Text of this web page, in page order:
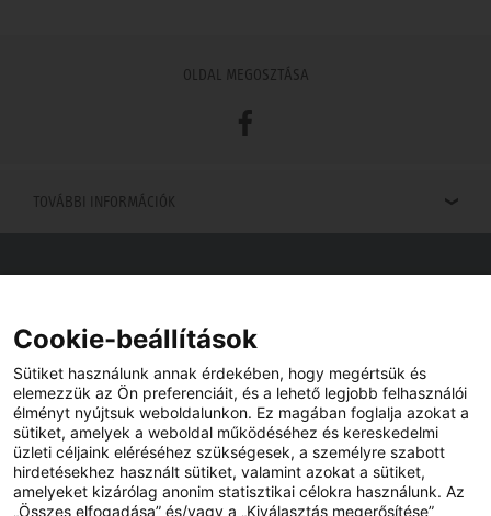
OLDAL MEGOSZTÁSA
Facebook
TOVÁBBI INFORMÁCIÓK
Viszonteladót keres az Ön közelében? Nem probléma.
Cookie-beállítások
Sütiket használunk annak érdekében, hogy megértsük és
elemezzük az Ön preferenciáit, és a lehető legjobb felhasználói
élményt nyújtsuk weboldalunkon. Ez magában foglalja azokat a
sütiket, amelyek a weboldal működéséhez és kereskedelmi
üzleti céljaink eléréséhez szükségesek, a személyre szabott
hirdetésekhez használt sütiket, valamint azokat a sütiket,
amelyeket kizárólag anonim statisztikai célokra használunk. Az
„Összes elfogadása” és/vagy a „Kiválasztás megerősítése”